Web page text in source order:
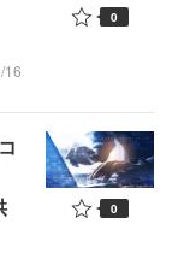
16
0
0